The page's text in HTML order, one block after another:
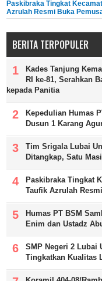
Paskibraka Tingkat
Azrulah Resmi Buka
BERITA TERPOPULER
Kades Tanjung
RI ke-81, Serahkan
kepada Panitia
Kepedulian Humas
Dusun 1 Karang
Tim Srigala Lubai
Ditangkap, Satu
Paskibraka Tingkat
Taufik Azrulah
Humas PT BSM
Enim dan Ustadz
SMP Negeri 2 Lubai
Tingkatkan Kualitas